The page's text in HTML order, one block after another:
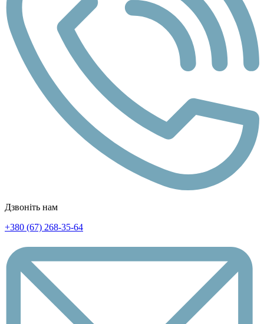
Дзвоніть нам
+380 (67) 268-35-64